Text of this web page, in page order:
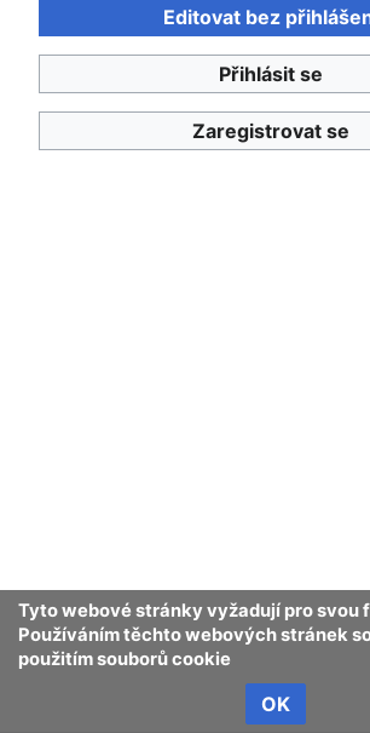
Tyto webové stránky vyžadují pro svou
Používáním těchto webových stránek
použitím souborů cookie
OK
Ochrana osobních údajů Klasické
Editovat bez
Přihlásit se
Zaregistrovat se